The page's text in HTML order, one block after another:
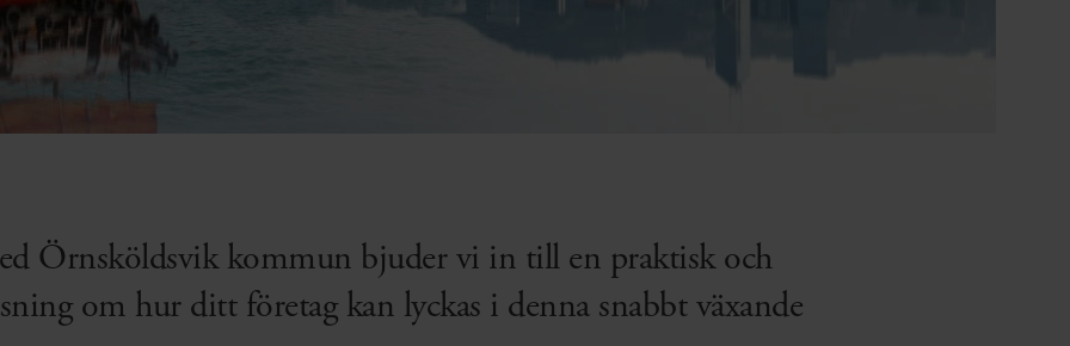
Örnsköldsvik kommun bjuder vi in till en praktisk och
om hur ditt företag kan lyckas i denna snabbt växande